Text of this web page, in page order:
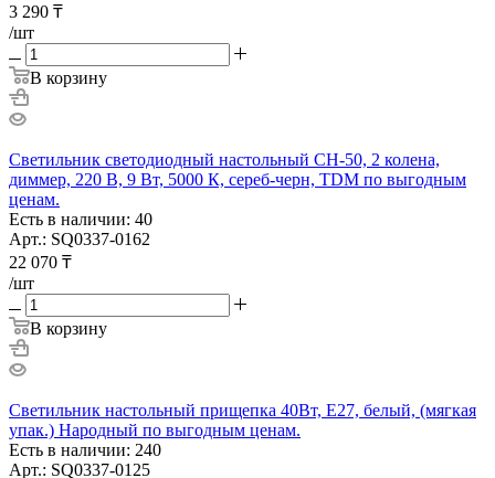
3 290 ₸
/шт
В корзину
Светильник светодиодный настольный СН-50, 2 колена,
диммер, 220 В, 9 Вт, 5000 К, сереб-черн, TDM по выгодным
ценам.
Есть в наличии: 40
Арт.: SQ0337-0162
22 070 ₸
/шт
В корзину
Светильник настольный прищепка 40Вт, E27, белый, (мягкая
упак.) Народный по выгодным ценам.
Есть в наличии: 240
Арт.: SQ0337-0125